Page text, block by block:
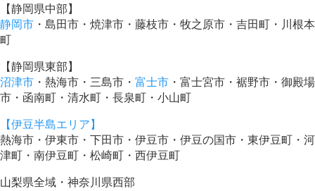
【静岡県中部】
静岡市 ・島田市・焼津市・藤枝市・牧之原市・吉田町・川根本
町
【静岡県東部】
沼津市 ・熱海市・三島市・ 富士市 ・富士宮市・裾野市・御殿場
市・函南町・清水町・長泉町・小山町
【伊豆半島エリア】
熱海市・伊東市・下田市・伊豆市・伊豆の国市・東伊豆町・河
津町・南伊豆町・松崎町・西伊豆町
山梨県全域・神奈川県西部